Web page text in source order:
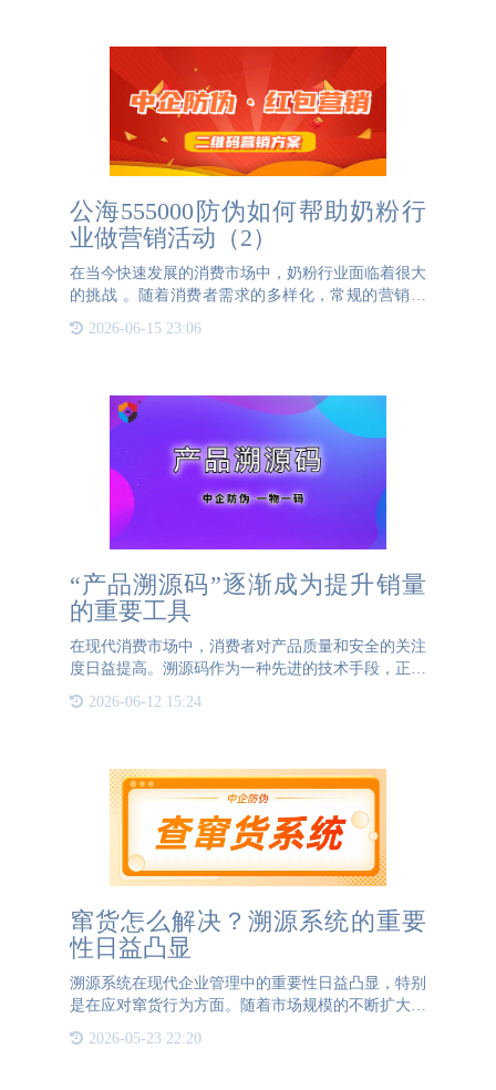
公海555000防伪如何帮助奶粉行
业做营销活动（2）
在当今快速发展的消费市场中，奶粉行业面临着很大
的挑战 。随着消费者需求的多样化，常规的营销方
码技术的应用为奶粉行业带来了新的机遇。当各种营
2026-06-15 23:06
“产品溯源码”逐渐成为提升销量
的重要工具
在现代消费市场中，消费者对产品质量和安全的关注
度日益提高。溯源码作为一种先进的技术手段，正逐
企业更好地管理产品，还能让消费者了解产品的来
2026-06-12 15:24
窜货怎么解决？溯源系统的重要
性日益凸显
溯源系统在现代企业管理中的重要性日益凸显，特别
是在应对窜货行为方面。随着市场规模的不断扩大，
分销网络的复杂性也随之增加，一些分销商出于短期
利益的考虑，可能会选择将从总部购进的货物以低价
2026-05-23 22:20